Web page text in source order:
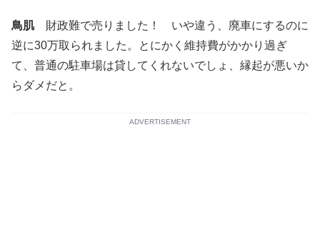
鳥肌財政難で売りました！ いや違う、廃車にするのに
逆に30万取られました。とにかく維持費がかかり過ぎ
て、普通の駐車場は貸してくれないでしょ、縁起が悪いか
らダメだと。
ADVERTISEMENT